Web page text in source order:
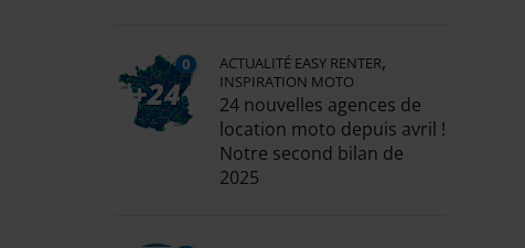
0 ACTUALITÉ EASY RENTER,
INSPIRATION MOTO
24 nouvelles agences de
location moto depuis avril !
Notre second bilan de
2025